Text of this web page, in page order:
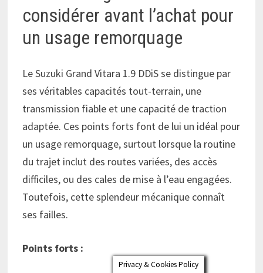
considérer avant l’achat pour
un usage remorquage
Le Suzuki Grand Vitara 1.9 DDiS se distingue par
ses véritables capacités tout-terrain, une
transmission fiable et une capacité de traction
adaptée. Ces points forts font de lui un idéal pour
un usage remorquage, surtout lorsque la routine
du trajet inclut des routes variées, des accès
difficiles, ou des cales de mise à l’eau engagées.
Toutefois, cette splendeur mécanique connaît
ses failles.
Points forts :
Privacy & Cookies Policy